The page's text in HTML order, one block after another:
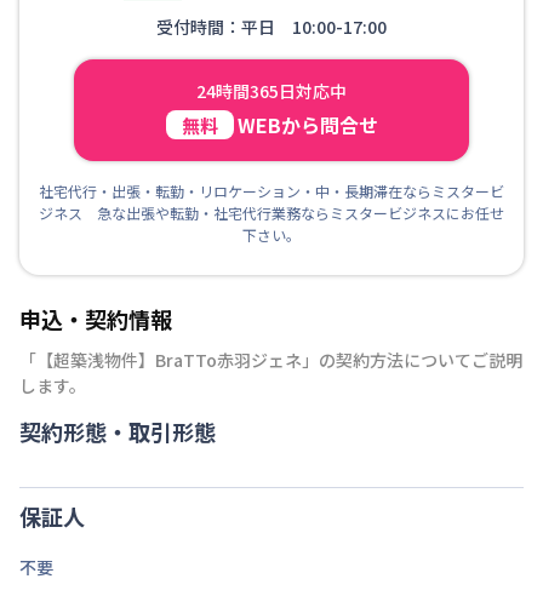
受付時間：平日 10:00-17:00
24時間365日対応中
無料 WEBから問合せ
社宅代行・出張・転勤・リロケーション・中・長期滞在ならミスタービ
ジネス 急な出張や転勤・社宅代行業務ならミスタービジネスにお任せ
下さい。
申込・契約情報
「 【超築浅物件】BraTTo赤羽ジェネ 」の契約方法についてご説明
します。
契約形態・取引形態
保証人
不要